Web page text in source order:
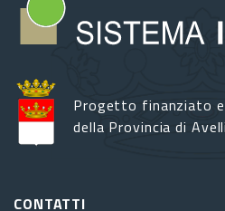
Progetto finanziato
della Provincia di
CONTATTI